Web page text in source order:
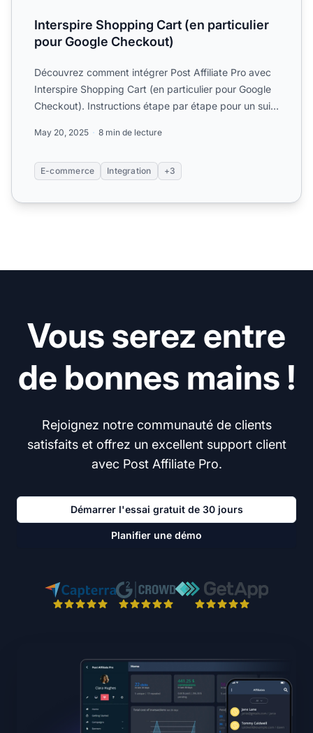
Interspire Shopping Cart (en particulier
pour Google Checkout)
Découvrez comment intégrer Post Affiliate Pro avec
Interspire Shopping Cart (en particulier pour Google
Checkout). Instructions étape par étape pour un suivi
May 20, 2025 8 min de lecture
E-commerce Integration +3
Vous serez entre
de bonnes mains !
Rejoignez notre communauté de clients
satisfaits et offrez un excellent support client
avec Post Affiliate Pro.
Démarrer l'essai gratuit de 30 jours
Planifier une démo